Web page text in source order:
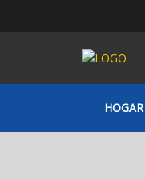
HOGAR